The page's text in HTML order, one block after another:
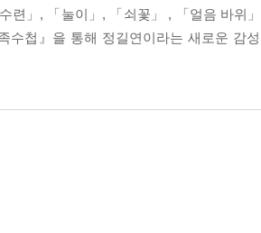
련」, 「눌이」, 「쇠꽃」 , 「얼음 바위
수첩』을 통해 정길연이라는 새로운 감